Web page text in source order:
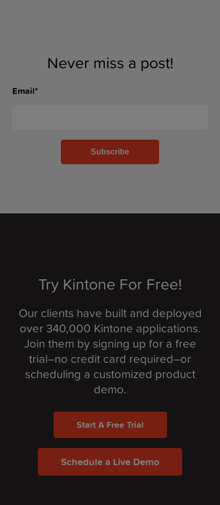
Never miss a post!
Email*
Try Kintone For Free!
Our clients have built and deployed
over 340,000 Kintone applications.
Join them by signing up for a free
trial–no credit card required–or
scheduling a customized product
demo.
Start A Free Trial
Schedule a Live Demo